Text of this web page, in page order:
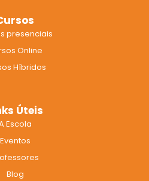
g
r
a
m
e
presenciais
Online
Híbridos
Úteis
Escola
Eventos
Blog